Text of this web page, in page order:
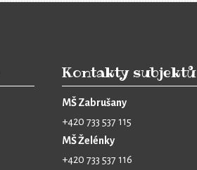
Kontakty subjektů
MŠ Zabrušany
+420 733 537 115
MŠ Želénky
+420 733 537 116